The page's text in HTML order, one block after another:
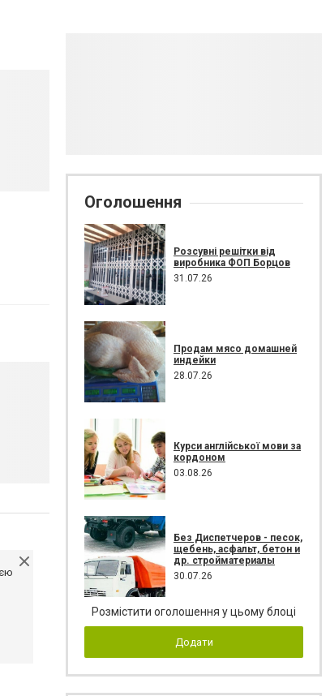
Оголошення
Розсувні решітки від
виробника ФОП Борцов
31.07.26
Продам мясо домашней
индейки
28.07.26
Курси англійської мови за
кордоном
03.08.26
Без Диспетчеров - песок,
щебень, асфальт, бетон и
др. стройматериалы
30.07.26
Розмістити оголошення у цьому блоці
Додати